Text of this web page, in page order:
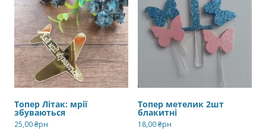
Топер Літак: мрії
збуваються
25,00₴рн
Топер метелик 2шт
блакитні
18,00₴рн